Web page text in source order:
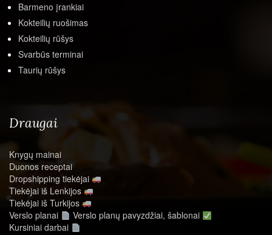
Barmeno įrankiai
Kokteilių ruošimas
Kokteilių rūšys
Svarbūs terminai
Taurių rūšys
Draugai
Knygų mainai
Duonos receptai
Dropshipping tiekėjai
Tiekėjai iš Lenkijos
Tiekėjai iš Turkijos
Verslo planai
Verslo planų pavyzdžiai, šablonai
Kursiniai darbai